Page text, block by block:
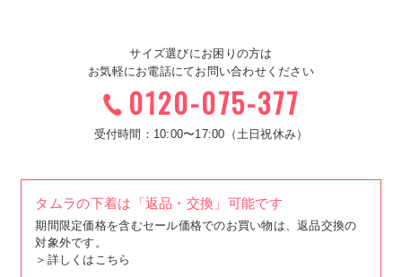
サイズ選びにお困りの方は
お気軽にお電話にてお問い合わせください
0120-075-377
受付時間：10:00〜17:00（土日祝休み）
タムラの下着は「返品・交換」可能です
期間限定価格を含むセール価格でのお買い物は、返品交換の
対象外です。
＞ 詳しくはこちら